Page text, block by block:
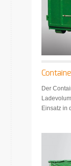
Der
Einsatz in